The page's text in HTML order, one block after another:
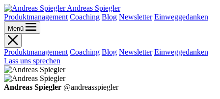
Andreas Spiegler
Produktmanagement Coaching Blog Newsletter Einweggedanken
Menü
Produktmanagement Coaching Blog Newsletter Einweggedanken
Lass uns sprechen
Andreas Spiegler @andreasspiegler